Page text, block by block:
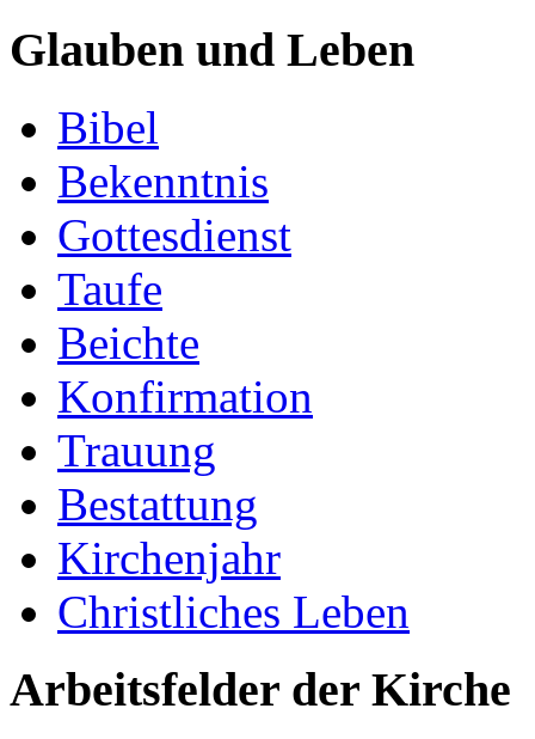
Glauben und Leben
Bibel
Bekenntnis
Gottesdienst
Taufe
Beichte
Konfirmation
Trauung
Bestattung
Kirchenjahr
Christliches Leben
Arbeitsfelder der Kirche